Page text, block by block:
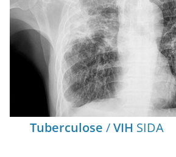
Tuberculose /VIH SIDA